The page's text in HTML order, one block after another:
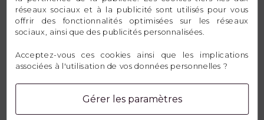
réseaux sociaux et à la publicité sont utilisés pour vous
offrir des fonctionnalités optimisées sur les réseaux
sociaux, ainsi que des publicités personnalisées.
Acceptez-vous ces cookies ainsi que les implications
associées à l'utilisation de vos données personnelles ?
Gérer les paramètres